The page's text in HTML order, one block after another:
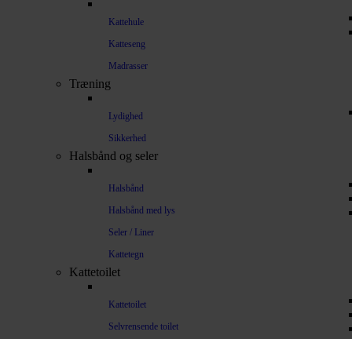
Kattehule
Katteseng
Madrasser
Træning
Lydighed
Sikkerhed
Halsbånd og seler
Halsbånd
Halsbånd med lys
Seler / Liner
Kattetegn
Kattetoilet
Kattetoilet
Selvrensende toilet